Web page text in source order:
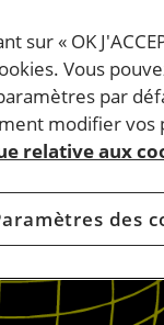
sur « OK
Vous
par
modifier vos
relative aux
des